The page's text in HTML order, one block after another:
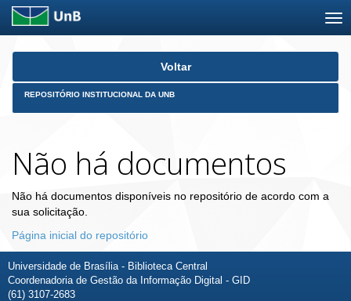
Skip
Voltar
REPOSITÓRIO INSTITUCIONAL DA UNB
Não há documentos
Não há documentos disponíveis no repositório de acordo com a
sua solicitação.
Página inicial do repositório
Universidade de Brasília - Biblioteca Central
Coordenadoria de Gestão da Informação Digital - GID
(61) 3107-2683